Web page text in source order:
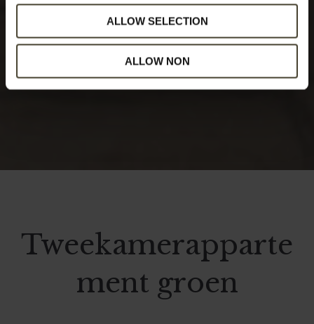
ALLOW SELECTION
ALLOW NON
Tweekamerapparte
ment groen